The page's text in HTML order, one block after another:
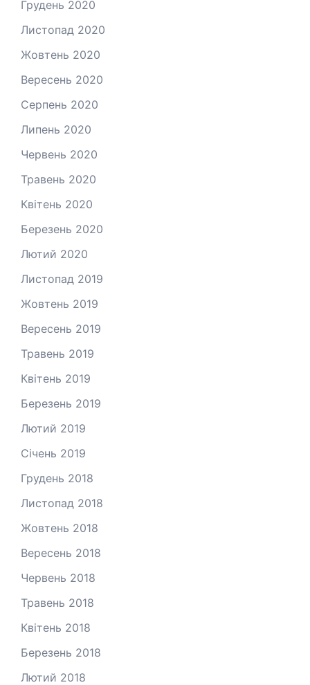
Грудень 2020
Листопад 2020
Жовтень 2020
Вересень 2020
Серпень 2020
Липень 2020
Червень 2020
Травень 2020
Квітень 2020
Березень 2020
Лютий 2020
Листопад 2019
Жовтень 2019
Вересень 2019
Травень 2019
Квітень 2019
Березень 2019
Лютий 2019
Січень 2019
Грудень 2018
Листопад 2018
Жовтень 2018
Вересень 2018
Червень 2018
Травень 2018
Квітень 2018
Березень 2018
Лютий 2018